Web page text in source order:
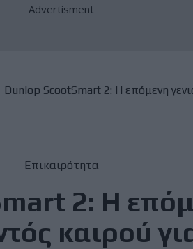
Dunlop ScootSmart 2: Η επόμενη
Επικαιρότητα
2: Η
καιρού